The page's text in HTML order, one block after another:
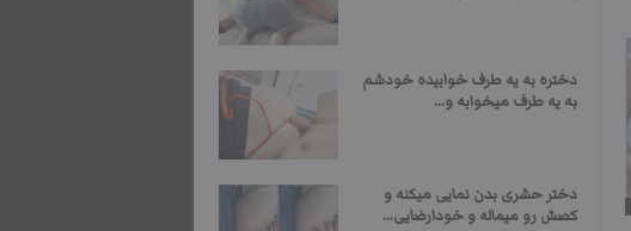
دختره به یه طرف خوابیده خودشم
به یه طرف میخوابه و...
دختر حشری بدن نمایی میکنه و
کصش رو میماله و خودارضایی...